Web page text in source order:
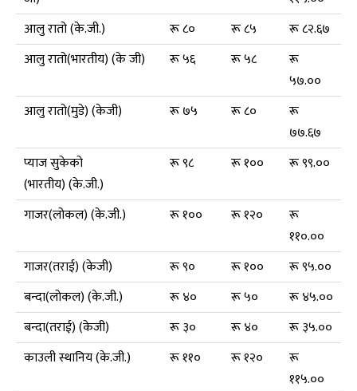
आलु रातो (के.जी.)
रू ८० रू ८५
रू ८२.६७
आलु रातो(भारतीय) (के जी)
रू ५६ रू ५८
रू
५७.००
आलु रातो(मुडे) (केजी)
रू ७५ रू ८०
रू
७७.६७
प्याज सुकेको
(भारतीय) (के.जी.)
रू ९८ रू १०० रू ९९.००
गाजर(लोकल) (के.जी.) रू १०० रू १२०
रू
११०.००
गाजर(तराई) (केजी)
रू ९० रू १००
रू ९५.००
बन्दा(लोकल) (के.जी.)
रू ४० रू ५०
रू ४५.००
बन्दा(तराई) (केजी)
रू ३० रू ४०
रू ३५.००
काउली स्थानिय (के.जी.)
रू ११० रू १२०
रू
११५.००